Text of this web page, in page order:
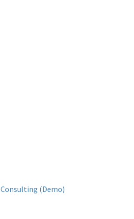
Consulting (Demo)